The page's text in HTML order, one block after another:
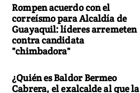
Rompen acuerdo con el
correísmo para Alcaldía de
Guayaquil: líderes arremeten
contra candidata
"chimbadora"
¿Quién es Baldor Bermeo
Cabrera, el exalcalde al que la